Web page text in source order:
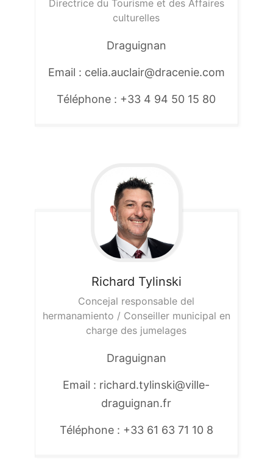
Directrice du Tourisme et des Affaires
culturelles
Draguignan
Email : celia.auclair@dracenie.com
Téléphone : +33 4 94 50 15 80
Richard Tylinski
Concejal responsable del
hermanamiento / Conseiller municipal en
charge des jumelages
Draguignan
Email : richard.tylinski@ville-
draguignan.fr
Téléphone : +33 61 63 71 10 8